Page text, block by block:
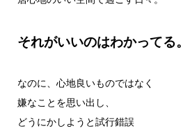
それがいいのはわかってる。
なのに、心地良いものではなく
嫌なことを思い出し、
どうにかしようと試行錯誤